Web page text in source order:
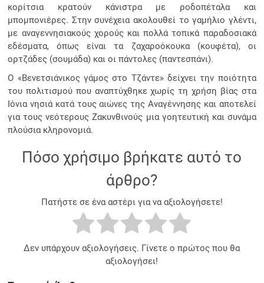
κορίτσια κρατούν κάνιστρα με ροδοπέταλα και
μπομπονιέρες. Στην συνέχεια ακολουθεί το γαμήλιο γλέντι,
με αναγεννησιακούς χορούς και πολλά τοπικά παραδοσιακά
εδέσματα, όπως είναι τα ζαχαροόκουκα (κουφέτα), οι
ορτζάδες (σουμάδα) και οι πάντολες (παντεσπάνι).
Ο «Βενετσιάνικος γάμος στο Τζάντε» δείχνει την ποιότητα
του πολιτισμού που αναπτύχθηκε χωρίς τη χρήση βίας στα
Ιόνια νησιά κατά τους αιώνες της Αναγέννησης και αποτελεί
για τους νεότερους Ζακυνθινούς μια γοητευτική και συνάμα
πλούσια κληρονομιά.
Πόσο χρήσιμο βρήκατε αυτό το
άρθρο?
Πατήστε σε ένα αστέρι για να αξιολογήσετε!
Δεν υπάρχουν αξιολογήσεις. Γίνετε ο πρώτος που θα
αξιολογήσει!